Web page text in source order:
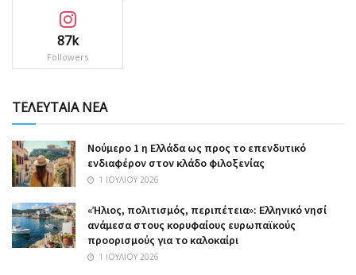
87k
Followers
ΤΕΛΕΥΤΑΙΑ ΝΕΑ
Nούμερο 1 η Ελλάδα ως προς το επενδυτικό
ενδιαφέρον στον κλάδο φιλοξενίας
1 ΙΟΥΛΊΟΥ 2026
«Ήλιος, πολιτισμός, περιπέτεια»: Ελληνικό νησί
ανάμεσα στους κορυφαίους ευρωπαϊκούς
προορισμούς για το καλοκαίρι
1 ΙΟΥΛΊΟΥ 2026